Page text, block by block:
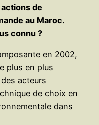
de
au Maroc.
connu ?
en 2002,
plus en plus
acteurs
de choix en
dans